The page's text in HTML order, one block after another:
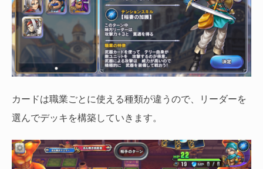
カードは職業ごとに使える種類が違うので、リーダーを
選んでデッキを構築していきます。